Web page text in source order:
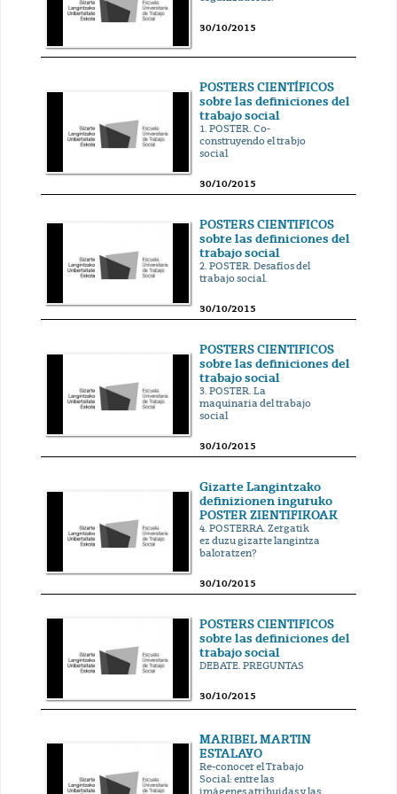
30/10/2015
POSTERS CIENTÍFICOS
sobre las definiciones del
trabajo social
1. POSTER. Co-
construyendo el trabjo
social
30/10/2015
POSTERS CIENTIFICOS
sobre las definiciones del
trabajo social
2. POSTER. Desafíos del
trabajo social.
30/10/2015
POSTERS CIENTIFICOS
sobre las definiciones del
trabajo social
3. POSTER. La
maquinaria del trabajo
social
30/10/2015
Gizarte Langintzako
definizionen inguruko
POSTER ZIENTIFIKOAK
4. POSTERRA. Zergatik
ez duzu gizarte langintza
baloratzen?
30/10/2015
POSTERS CIENTIFICOS
sobre las definiciones del
trabajo social
DEBATE. PREGUNTAS
30/10/2015
MARIBEL MARTIN
ESTALAYO
Re-conocer el Trabajo
Social: entre las
imágenes atribuidas y las